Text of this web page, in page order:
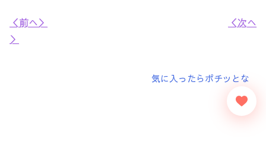
＜前へ＞
＜次へ
＞